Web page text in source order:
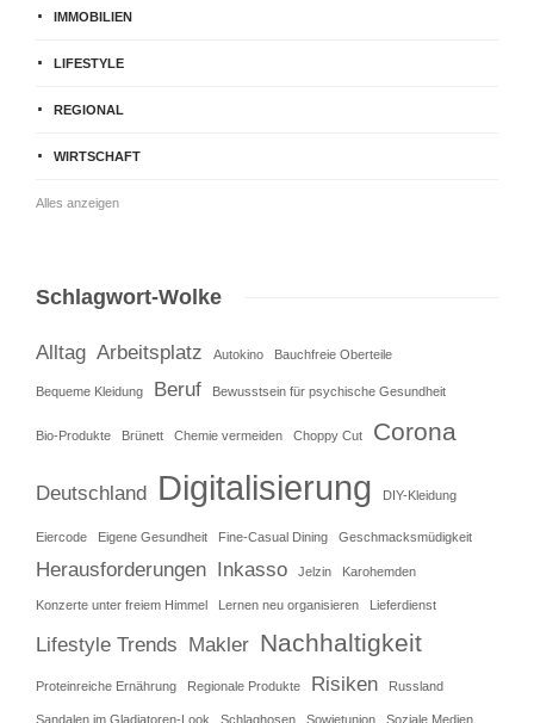
IMMOBILIEN
LIFESTYLE
REGIONAL
WIRTSCHAFT
Alles anzeigen
Schlagwort-Wolke
Alltag Arbeitsplatz Autokino Bauchfreie Oberteile
Bequeme Kleidung Beruf Bewusstsein für psychische Gesundheit
Bio-Produkte Brünett Chemie vermeiden Choppy Cut Corona
Deutschland Digitalisierung DIY-Kleidung
Eiercode Eigene Gesundheit Fine-Casual Dining Geschmacksmüdigkeit
Herausforderungen Inkasso Jelzin Karohemden
Konzerte unter freiem Himmel Lernen neu organisieren Lieferdienst
Lifestyle Trends Makler Nachhaltigkeit
Proteinreiche Ernährung Regionale Produkte Risiken Russland
Sandalen im Gladiatoren-Look Schlaghosen Sowjetunion Soziale Medien